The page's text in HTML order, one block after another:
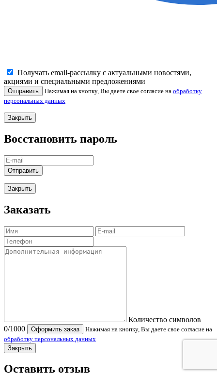
Получать email-рассылку с актуальными новостями,
акциями и специальными предложениями
Отправить Нажимая на кнопку, Вы даете свое согласие на обработку
персональных данных
Закрыть
Восстановить пароль
Отправить
Закрыть
Заказать
Количество символов
0/1000 Оформить заказ
Нажимая на кнопку, Вы даете свое согласие на
обработку персональных данных
Закрыть
Оставить отзыв